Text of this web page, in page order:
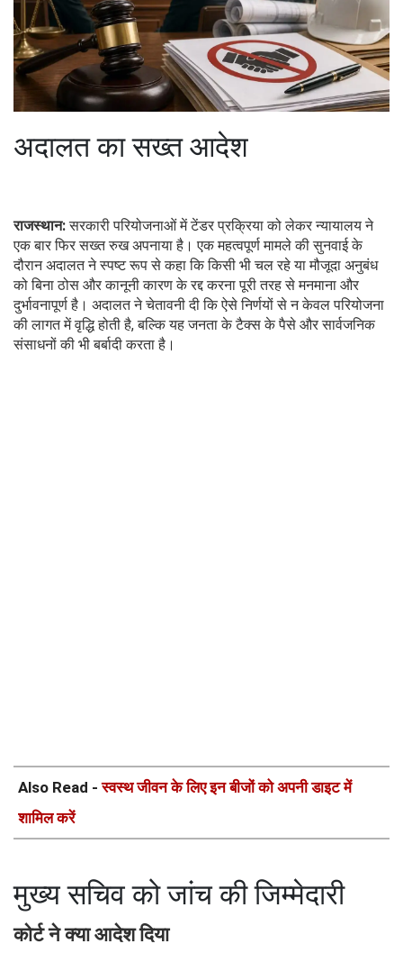
अदालत का सख्त आदेश
राजस्थान:सरकारी परियोजनाओं में टेंडर प्रक्रिया को लेकर न्यायालय ने
एक बार फिर सख्त रुख अपनाया है। एक महत्वपूर्ण मामले की सुनवाई के
दौरान अदालत ने स्पष्ट रूप से कहा कि किसी भी चल रहे या मौजूदा अनुबंध
को बिना ठोस और कानूनी कारण के रद्द करना पूरी तरह से मनमाना और
दुर्भावनापूर्ण है। अदालत ने चेतावनी दी कि ऐसे निर्णयों से न केवल परियोजना
की लागत में वृद्धि होती है, बल्कि यह जनता के टैक्स के पैसे और सार्वजनिक
संसाधनों की भी बर्बादी करता है।
Also Read -स्वस्थ जीवन के लिए इन बीजों को अपनी डाइट में
शामिल करें
मुख्य सचिव को जांच की जिम्मेदारी
कोर्ट ने क्या आदेश दिया